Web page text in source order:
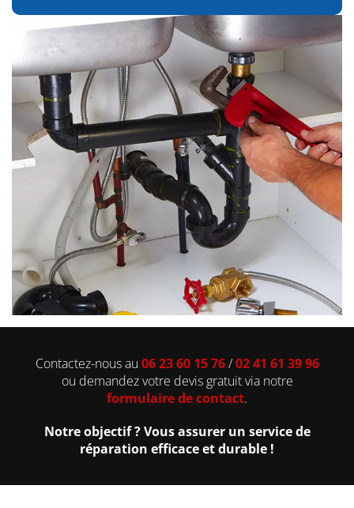
Contactez-nous au 06 23 60 15 76/02 41 61 39 96
ou demandez votre devis gratuit via notre
formulaire de contact.
Notre objectif ? Vous assurer un service de
réparation efficace et durable !